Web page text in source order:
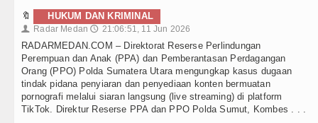
🔖 HUKUM DAN KRIMINAL
👤 Radar Medan 🕔 21:06:51, 11 Jun 2026
RADARMEDAN.COM – Direktorat Reserse Perlindungan
Perempuan dan Anak (PPA) dan Pemberantasan Perdagangan
Orang (PPO) Polda Sumatera Utara mengungkap kasus dugaan
tindak pidana penyiaran dan penyediaan konten bermuatan
pornografi melalui siaran langsung (live streaming) di platform
TikTok. Direktur Reserse PPA dan PPO Polda Sumut, Kombes . . .